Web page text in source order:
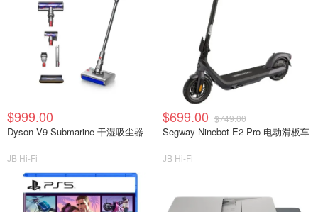
$999.00
Dyson V9 Submarine 干湿吸尘器
JB Hi-Fi
$699.00 $749.00
Segway Ninebot E2 Pro 电动滑板车
JB Hi-Fi